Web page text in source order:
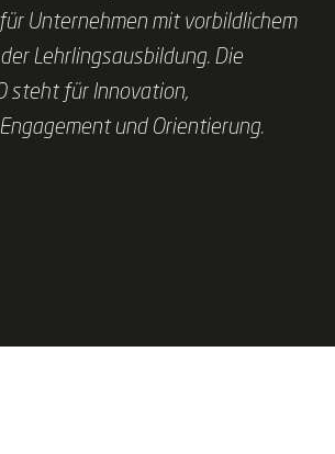
Unternehmen mit vorbildlichem
Lehrlingsausbildung. Die
steht für Innovation,
und Orientierung.